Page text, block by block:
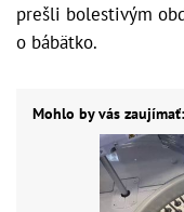
prešli bolestivým
o bábätko.
Mohlo by vás zaujímať: